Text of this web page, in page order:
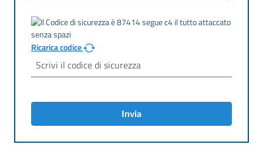
Ricarica codice
Invia